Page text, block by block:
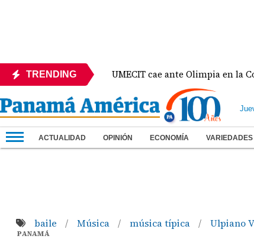
TRENDING UMECIT cae ante Olimpia en la Copa
ACTUALIDAD OPINIÓN ECONOMÍA VARIEDADES
baile / Música / música típica / Ulpiano
PANAMÁ